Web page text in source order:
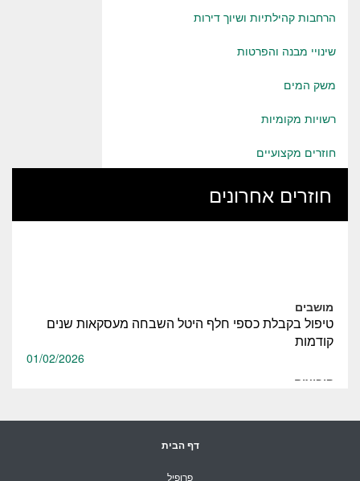
הרחבות קהילתיות ושיוך דירות
שינויי מבנה והפרטות
משק המים
רשויות מקומיות
חוזרים מקצועיים
חוזרים אחרונים
מושבים
טיפול בקבלת כספי חלף היטל השבחה מעסקאות שנים
קודמות
01/02/2026
קיבוצים
דף הבית
פרופיל